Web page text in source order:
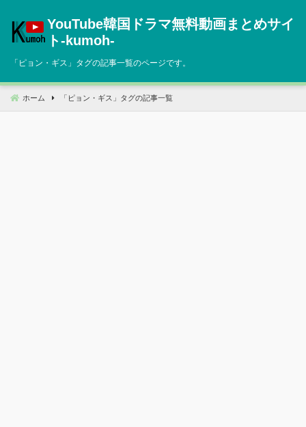
へ
動
YouTube韓国ドラマ無料動画まとめサイ
ト‐kumoh‐
「 ピョン・ギス 」タグの記事一覧のページです。
ホーム 「 ピョン・ギス 」タグの記事一覧